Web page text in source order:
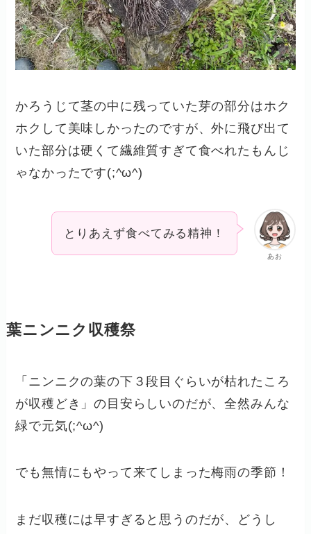
かろうじて茎の中に残っていた芽の部分はホク
ホクして美味しかったのですが、外に飛び出て
いた部分は硬くて繊維質すぎて食べれたもんじ
ゃなかったです(;^ω^)
あお
とりあえず食べてみる精神！
葉ニンニク収穫祭
「ニンニクの葉の下３段目ぐらいが枯れたころ
が収穫どき」の目安らしいのだが、全然みんな
緑で元気(;^ω^)
でも無情にもやって来てしまった梅雨の季節！
まだ収穫には早すぎると思うのだが、どうし